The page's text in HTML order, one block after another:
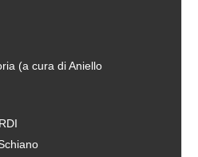
(a cura di Aniello